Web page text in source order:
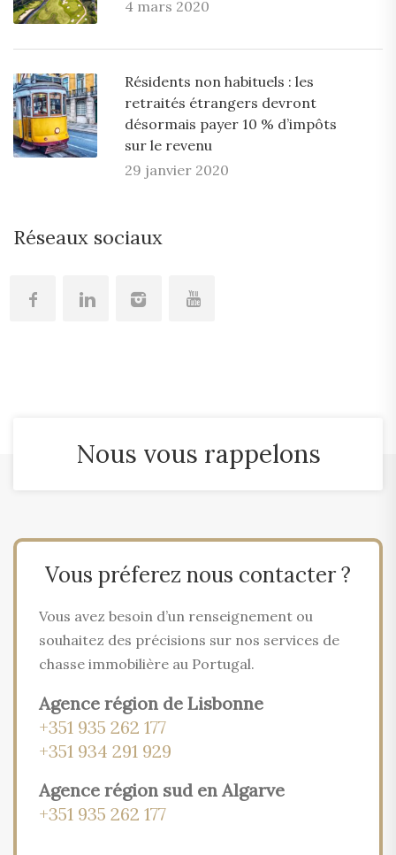
4 mars 2020
Résidents non habituels : les
retraités étrangers devront
désormais payer 10 % d’impôts
sur le revenu
29 janvier 2020
Réseaux sociaux
Nous vous rappelons
Vous préferez nous contacter ?
Vous avez besoin d’un renseignement ou
souhaitez des précisions sur nos services de
chasse immobilière au Portugal.
Agence région de Lisbonne
+351 935 262 177
+351 934 291 929
Agence région sud en Algarve
+351 935 262 177